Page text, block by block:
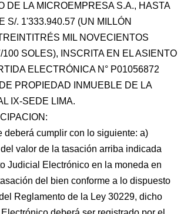
DE LA MICROEMPRESA S.A., HASTA
S/. 1'333.940.57 (UN MILLÓN
MIL NOVECIENTOS
SOLES), INSCRITA EN EL ASIENTO
ELECTRÓNICA N° P01056872
PROPIEDAD INMUEBLE DE LA
IX-SEDE LIMA.
deberá cumplir con lo siguiente: a)
valor de la tasación arriba indicada
Judicial Electrónico en la moneda en
del bien conforme a lo dispuesto
Reglamento de la Ley 30229, dicho